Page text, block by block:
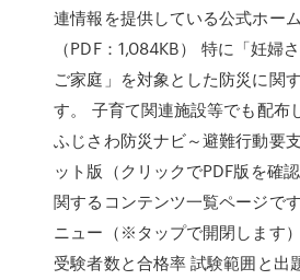
連情報を提供している公式ホー
（PDF：1,084KB） 特に「妊婦
ご家庭」を対象とした防災に関
す。 子育て関連施設等でも配布
ふじさわ防災ナビ～避難行動要
ット版（クリックでPDF版を確
関するコンテンツ一覧ページで
ニュー（※タップで開閉します
受験者数と合格率 試験範囲と出